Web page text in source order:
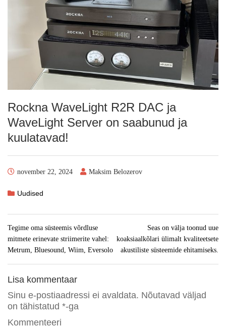
Rockna WaveLight R2R DAC ja
WaveLight Server on saabunud ja
kuulatavad!
november 22, 2024 Maksim Belozerov
Uudised
Tegime oma süsteemis võrdluse
mitmete erinevate striimerite vahel:
Metrum, Bluesound, Wiim, Eversolo
Seas on välja toonud uue
koaksiaalkõlari ülimalt kvaliteetsete
akustiliste süsteemide ehitamiseks.
Lisa kommentaar
Sinu e-postiaadressi ei avaldata. Nõutavad väljad
on tähistatud *-ga
Kommenteeri